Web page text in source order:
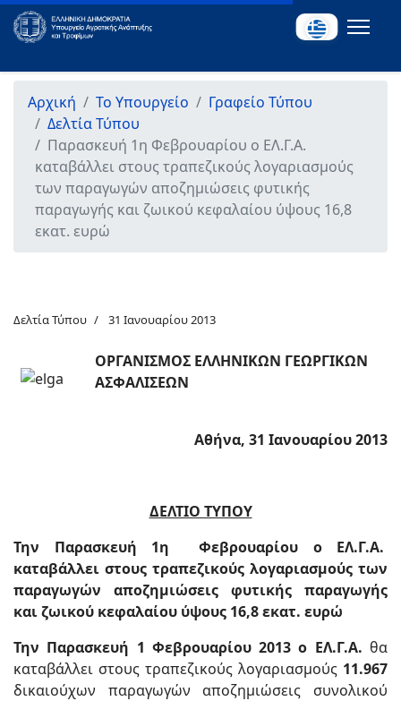
Αρχική Το Υπουργείο
Γραφείο Τύπου
Δελτία Τύπου
Παρασκευή 1η Φεβρουαρίου ο ΕΛ.Γ.Α.
καταβάλλει στους τραπεζικούς λογαριασμούς
των παραγωγών αποζημιώσεις φυτικής
παραγωγής και ζωικού κεφαλαίου ύψους 16,8
εκατ. ευρώ
Δελτία Τύπου 31 Ιανουαρίου 2013
ΟΡΓΑΝΙΣΜΟΣ ΕΛΛΗΝΙΚΩΝ ΓΕΩΡΓΙΚΩΝ
ΑΣΦΑΛΙΣΕΩΝ
Αθήνα, 31 Ιανουαρίου 2013
ΔΕΛΤΙΟ ΤΥΠΟΥ
Την Παρασκευή 1η Φεβρουαρίου ο ΕΛ.Γ.Α.
καταβάλλει στους τραπεζικούς λογαριασμούς των
παραγωγών αποζημιώσεις φυτικής παραγωγής
και ζωικού κεφαλαίου ύψους 16,8 εκατ. ευρώ
Την Παρασκευή 1 Φεβρουαρίου 2013 ο ΕΛ.Γ.Α. θα
καταβάλλει στους τραπεζικούς λογαριασμούς 11.967
δικαιούχων παραγωγών αποζημιώσεις συνολικού